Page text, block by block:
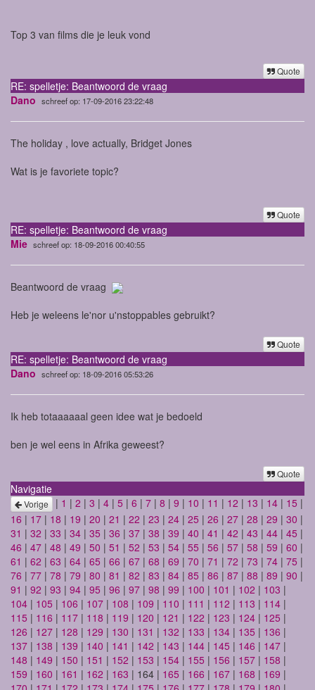
Top 3 van films die je leuk vond
Quote
RE: spelletje: Beantwoord de vraag
Dano schreef op: 17-09-2016 23:22:48
The holiday , love actually, Bridget Jones
Wat is je favoriete topic?
Quote
RE: spelletje: Beantwoord de vraag
Mie schreef op: 18-09-2016 00:40:55
Beantwoord de vraag
Heb je weleens le'nor u'nstoppables gebruikt?
Quote
RE: spelletje: Beantwoord de vraag
Dano schreef op: 18-09-2016 05:53:26
Ik heb totaaaaaal geen idee wat je bedoeld
ben je wel eens in Afrika geweest?
Quote
Navigatie
Vorige | 1 | 2 | 3 | 4 | 5 | 6 | 7 | 8 | 9 | 10 | 11 | 12 | 13 | 14 | 15 |
16 | 17 | 18 | 19 | 20 | 21 | 22 | 23 | 24 | 25 | 26 | 27 | 28 | 29 | 30 |
31 | 32 | 33 | 34 | 35 | 36 | 37 | 38 | 39 | 40 | 41 | 42 | 43 | 44 | 45 |
46 | 47 | 48 | 49 | 50 | 51 | 52 | 53 | 54 | 55 | 56 | 57 | 58 | 59 | 60 |
61 | 62 | 63 | 64 | 65 | 66 | 67 | 68 | 69 | 70 | 71 | 72 | 73 | 74 | 75 |
76 | 77 | 78 | 79 | 80 | 81 | 82 | 83 | 84 | 85 | 86 | 87 | 88 | 89 | 90 |
91 | 92 | 93 | 94 | 95 | 96 | 97 | 98 | 99 | 100 | 101 | 102 | 103 |
104 | 105 | 106 | 107 | 108 | 109 | 110 | 111 | 112 | 113 | 114 |
115 | 116 | 117 | 118 | 119 | 120 | 121 | 122 | 123 | 124 | 125 |
126 | 127 | 128 | 129 | 130 | 131 | 132 | 133 | 134 | 135 | 136 |
137 | 138 | 139 | 140 | 141 | 142 | 143 | 144 | 145 | 146 | 147 |
148 | 149 | 150 | 151 | 152 | 153 | 154 | 155 | 156 | 157 | 158 |
159 | 160 | 161 | 162 | 163 | 164 | 165 | 166 | 167 | 168 | 169 |